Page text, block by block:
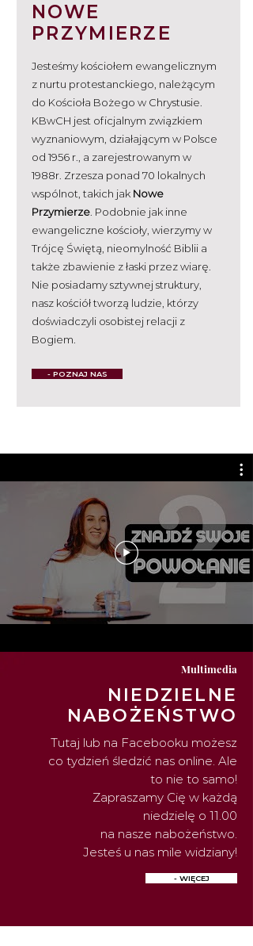
NOWE
PRZYMIERZE
Jesteśmy kościołem ewangelicznym
z nurtu protestanckiego, należącym
do Kościoła Bożego w Chrystusie.
KBwCH jest oficjalnym związkiem
wyznaniowym, działającym w Polsce
od 1956 r., a zarejestrowanym w
1988r. Zrzesza ponad 70 lokalnych
wspólnot, takich jak Nowe
Przymierze . Podobnie jak inne
ewangeliczne kościoły, wierzymy w
Trójcę Świętą, nieomylność Biblii a
także zbawienie z łaski przez wiarę.
Nie posiadamy sztywnej struktury,
nasz kościół tworzą ludzie, którzy
doświadczyli osobistej relacji z
Bogiem.
- POZNAJ NAS
Multimedia
NIEDZIELNE
NABOŻEŃSTWO
Tutaj lub na Facebooku możesz
co tydzień śledzić nas online. Ale
to nie to samo!
Zapraszamy Cię w każdą
niedzielę o 11.00
na nasze nabożeństwo.
Jesteś u nas mile widziany!
- WIĘCEJ